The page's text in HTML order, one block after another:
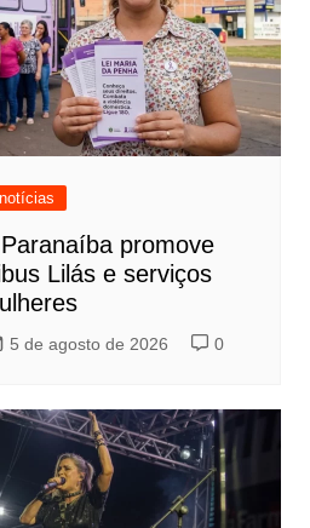
promove
Lilás e serviços
5 de agosto de 2026 0